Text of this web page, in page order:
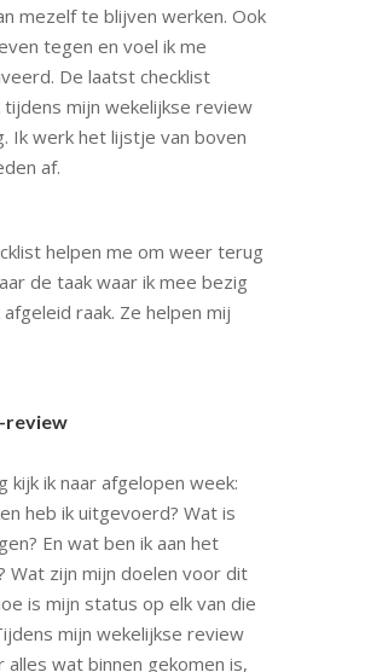
mezelf te blijven werken. Ook
tegen en voel ik me
De laatst checklist
tijdens mijn wekelijkse review
Ik werk het lijstje van boven
af.
helpen me om weer terug
de taak waar ik mee bezig
raak. Ze helpen mij
review
kijk ik naar afgelopen week:
heb ik uitgevoerd? Wat is
En wat ben ik aan het
Wat zijn mijn doelen voor dit
is mijn status op elk van die
mijn wekelijkse review
alles wat binnen gekomen is,